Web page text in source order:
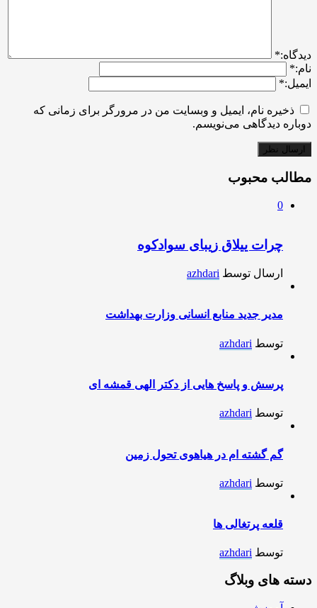
ديدگاه:*
نام:*
ایمیل:*
ذخیره نام، ایمیل و وبسایت من در مرورگر برای زمانی که
دوباره دیدگاهی می‌نویسم.
مطالب محبوب
0
چرات ییلاق زیبای سوادکوه
ارسال توسط azhdari
مدیر جدید منابع انسانی وزارت بهداشت
توسط azhdari
پرسش و پاسخ هایی از دکتر الهی قمشه ای
توسط azhdari
گم گشته ام در هیاهوی تحول زمین
توسط azhdari
قلعه پرتغالی ها
توسط azhdari
دسته های وبلاگ